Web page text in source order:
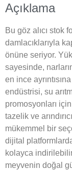
Açıklama
Bu göz alıcı stok
damlacıklarıyla
önüne seriyor.
sayesinde,
en ince
endüstrisi, su
promosyonları
tazelik ve
mükemmel bir
dijital
kolayca
meyvenin doğal